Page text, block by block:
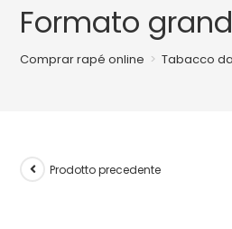
Formato
Comprar rapé online > Tabacco
Prodotto precedente